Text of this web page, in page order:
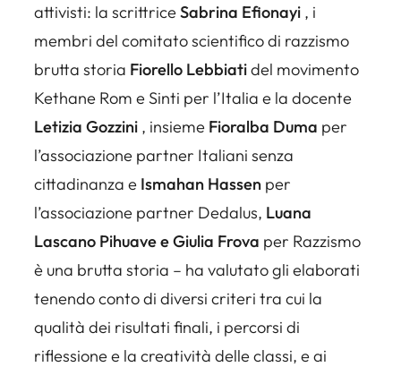
attivisti: la scrittriceSabrina Efionayi , i
membri del comitato scientifico di razzismo
brutta storia Fiorello Lebbiatidel movimento
Kethane Rom e Sinti per l’Italia e la docente
Letizia Gozzini , insieme Fioralba Duma per
l’associazione partner Italiani senza
cittadinanza e Ismahan Hassen per
l’associazione partner Dedalus, Luana
Lascano Pihuavee Giulia Frova per Razzismo
è una brutta storia – ha valutato gli elaborati
tenendo conto di diversi criteri tra cui la
qualità dei risultati finali, i percorsi di
riflessione e la creatività delle classi, e ai